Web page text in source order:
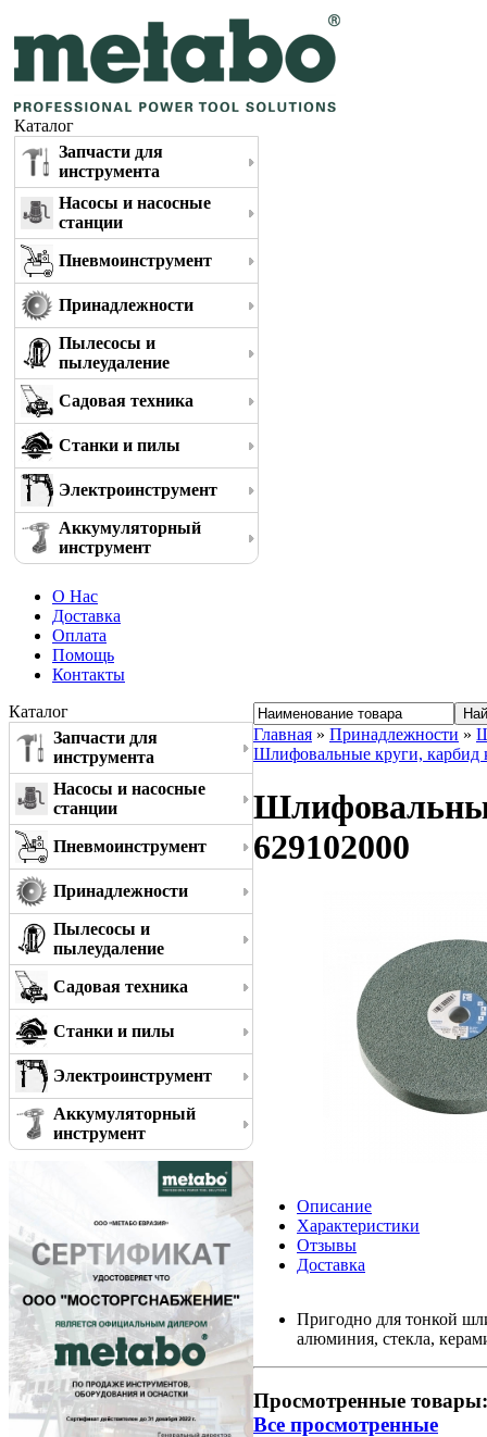
Каталог
Запчасти для
инструмента
Насосы и насосные
станции
Пневмоинструмент
Принадлежности
Пылесосы и
пылеудаление
Садовая техника
Станки и пилы
Электроинструмент
Аккумуляторный
инструмент
О Нас
Доставка
Оплата
Помощь
Контакты
Каталог
Запчасти для
инструмента
Насосы и насосные
станции
Пневмоинструмент
Принадлежности
Пылесосы и
пылеудаление
Садовая техника
Станки и пилы
Электроинструмент
Аккумуляторный
инструмент
Главная » Принадлежности »
Шлифовальные круги, карбид
629102000
Описание
Характеристики
Отзывы
Доставка
Пригодно для тонкой
алюминия, стекла,
Просмотренные товары:
Все просмотренные